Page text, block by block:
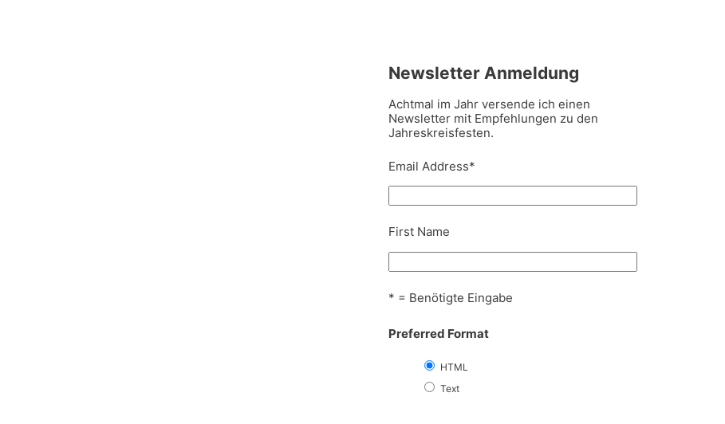
Newsletter Anmeldung
Achtmal im Jahr versende ich einen
Newsletter mit Empfehlungen zu den
Jahreskreisfesten.
Email Address*
First Name
* = Benötigte Eingabe
Preferred Format
HTML
Text